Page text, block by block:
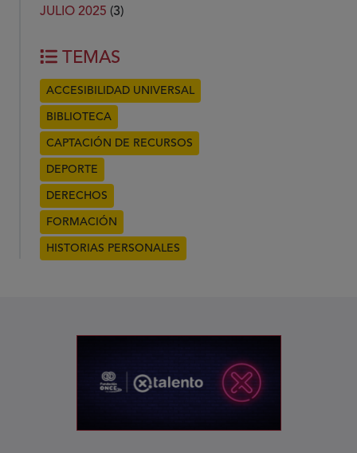
JULIO 2025 (3)
TEMAS
ACCESIBILIDAD UNIVERSAL
BIBLIOTECA
CAPTACIÓN DE RECURSOS
DEPORTE
DERECHOS
FORMACIÓN
HISTORIAS PERSONALES